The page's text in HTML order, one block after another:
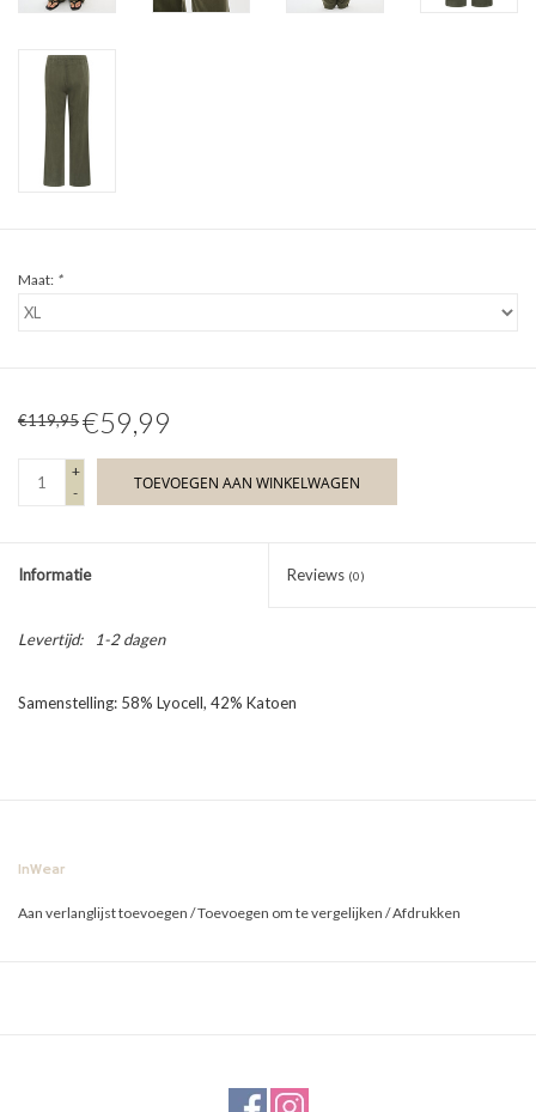
Maat: *
€119,95€59,99
+
-
TOEVOEGEN AAN WINKELWAGEN
Informatie Reviews (0)
Levertijd: 1-2 dagen
Samenstelling: 58% Lyocell, 42% Katoen
InWear
Aan verlanglijst toevoegen /Toevoegen om te vergelijken /Afdrukken